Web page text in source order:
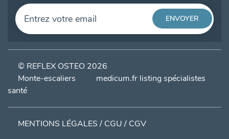
© REFLEX OSTEO 2026
Monte-escaliers
medicum.fr listing spécialistes
santé
MENTIONS LÉGALES / CGU / CGV